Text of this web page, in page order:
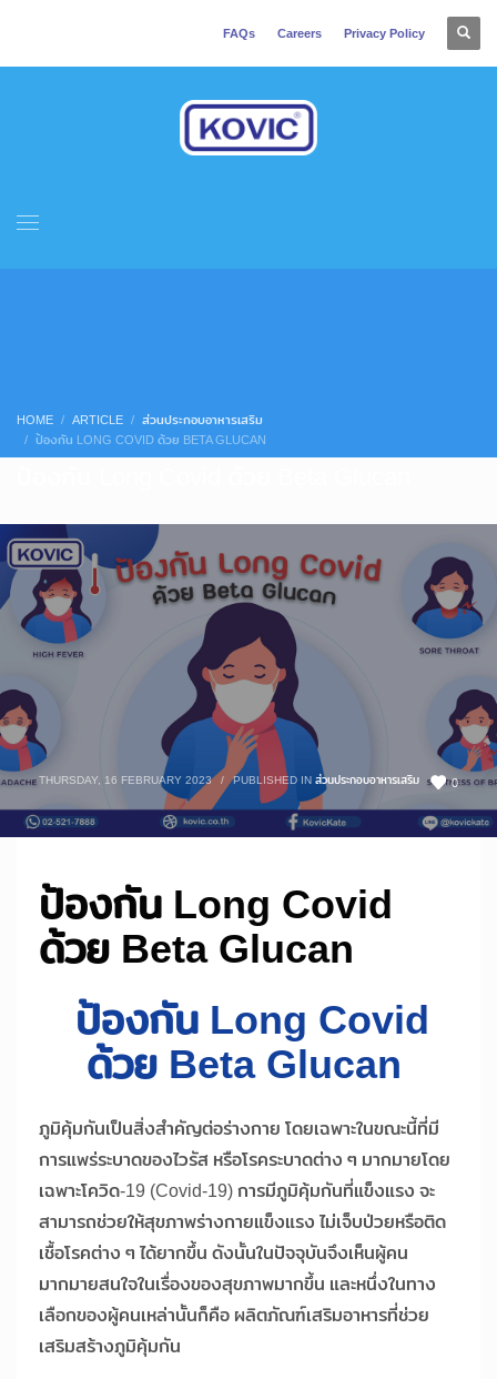
FAQs Careers Privacy Policy
HOME ARTICLE
ส่วนประกอบอาหารเสริม
ป้องกัน LONG COVID ด้วย BETA GLUCAN
0
THURSDAY, 16 FEBRUARY 2023 / PUBLISHED INส่วนประกอบอาหารเสริม
ป้องกัน Long Covid
ด้วย Beta Glucan
ป้องกัน Long Covid
ด้วย Beta Glucan
ภูมิคุ้มกันเป็นสิ่งสำคัญต่อร่างกาย โดยเฉพาะในขณะนี้ที่มี
การแพร่ระบาดของไวรัส หรือโรคระบาดต่าง ๆ มากมายโดย
เฉพาะโควิด-19 (Covid-19) การมีภูมิคุ้มกันที่แข็งแรง จะ
สามารถช่วยให้สุขภาพร่างกายแข็งแรง ไม่เจ็บป่วยหรือติด
เชื้อโรคต่าง ๆ ได้ยากขึ้น ดังนั้นในปัจจุบันจึงเห็นผู้คน
มากมายสนใจในเรื่องของสุขภาพมากขึ้น และหนึ่งในทาง
เลือกของผู้คนเหล่านั้นก็คือ ผลิตภัณฑ์เสริมอาหารที่ช่วย
เสริมสร้างภูมิคุ้มกัน